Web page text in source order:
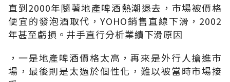
直到2000年隨著地產啤酒熱潮退去，市場被價格
便宜的發泡酒取代，YOHO銷售直線下滑，2002
年甚至虧損。井手直行分析業績下滑原因
，一是地產啤酒價格太高，再來是外行人搶進市
場，最後則是太過於個性化，難以被當時市場接